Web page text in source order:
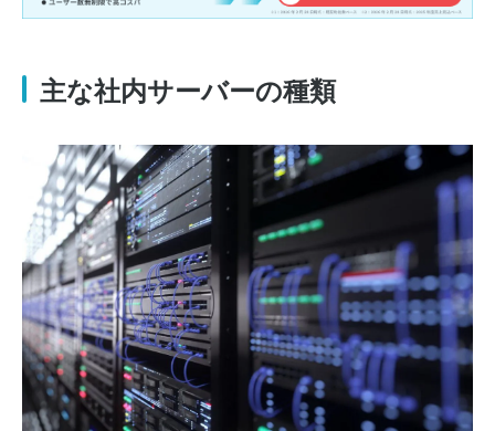
主な社内サーバーの種類